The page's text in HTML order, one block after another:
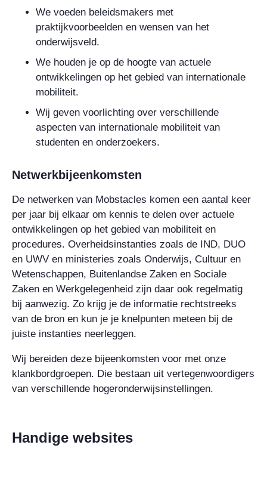
We voeden beleidsmakers met
praktijkvoorbeelden en wensen van het
onderwijsveld.
We houden je op de hoogte van actuele
ontwikkelingen op het gebied van internationale
mobiliteit.
Wij geven voorlichting over verschillende
aspecten van internationale mobiliteit van
studenten en onderzoekers.
Netwerkbijeenkomsten
De netwerken van Mobstacles komen een aantal keer
per jaar bij elkaar om kennis te delen over actuele
ontwikkelingen op het gebied van mobiliteit en
procedures. Overheidsinstanties zoals de IND, DUO
en UWV en ministeries zoals Onderwijs, Cultuur en
Wetenschappen, Buitenlandse Zaken en Sociale
Zaken en Werkgelegenheid zijn daar ook regelmatig
bij aanwezig. Zo krijg je de informatie rechtstreeks
van de bron en kun je je knelpunten meteen bij de
juiste instanties neerleggen.
Wij bereiden deze bijeenkomsten voor met onze
klankbordgroepen. Die bestaan uit vertegenwoordigers
van verschillende hogeronderwijsinstellingen.
Handige websites